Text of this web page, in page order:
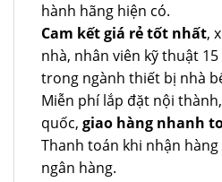
hành hãng hiện có.
Cam kết giá rẻ tốt nhất,
nhà, nhân viên kỹ thuật
trong ngành thiết bị nhà
Miễn phí lắp đặt nội
quốc, giao hàng nhanh
Thanh toán khi nhận
ngân hàng.